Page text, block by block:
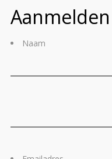
Aanmelden
Naam